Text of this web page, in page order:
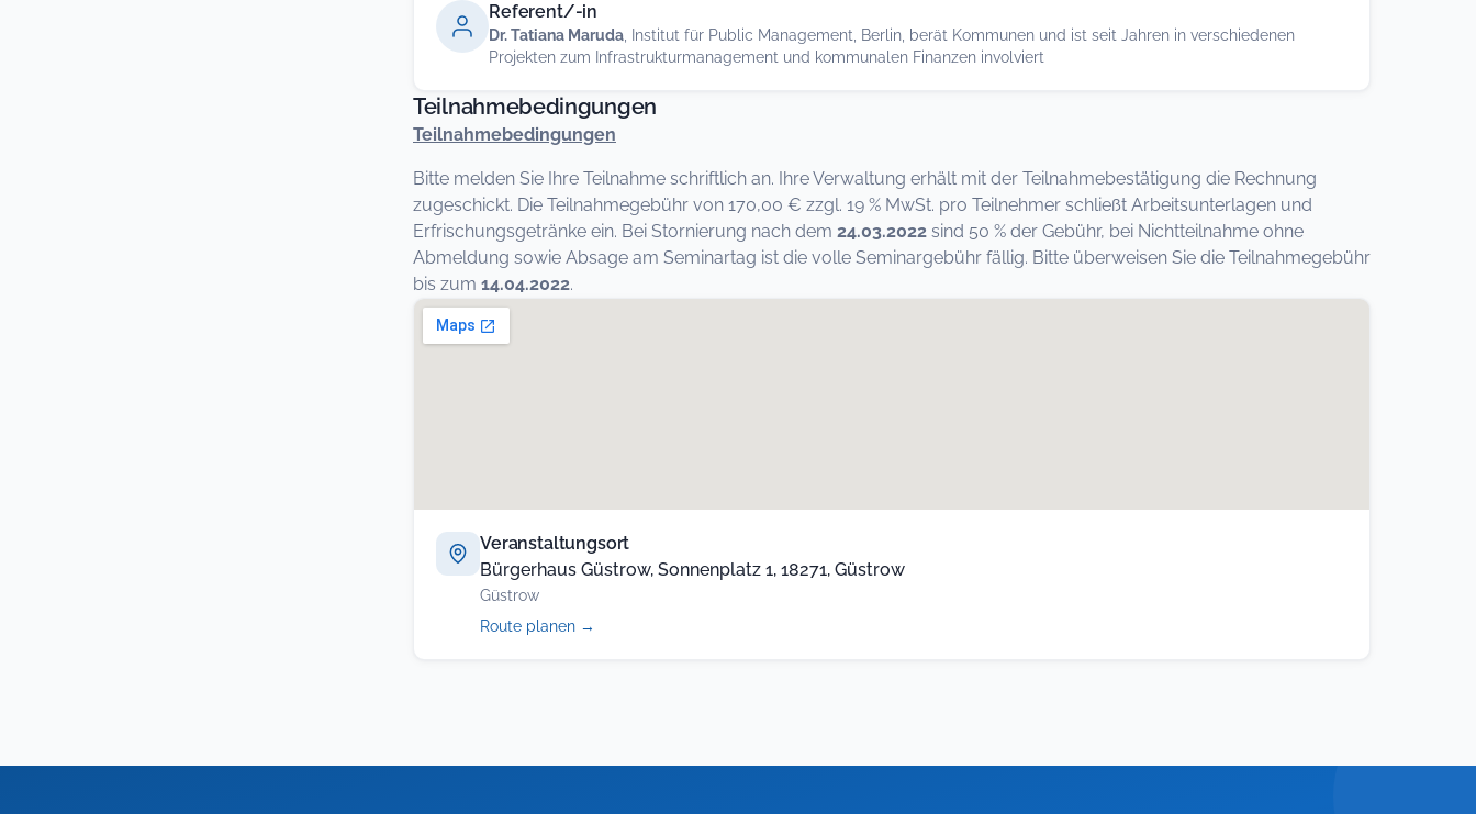
Referent/-in
Dr. Tatiana Maruda , Institut für Public Management, Berlin, berät Kommunen und ist seit Jahren in verschiedenen
Projekten zum Infrastrukturmanagement und kommunalen Finanzen involviert
Teilnahmebedingungen
Teilnahmebedingungen
Bitte melden Sie Ihre Teilnahme schriftlich an. Ihre Verwaltung erhält mit der Teilnahmebestätigung die Rechnung
zugeschickt. Die Teilnahmegebühr von 170,00 € zzgl. 19 % MwSt. pro Teilnehmer schließt Arbeitsunterlagen und
Erfrischungsgetränke ein. Bei Stornierung nach dem 24.03.2022 sind 50 % der Gebühr, bei Nichtteilnahme ohne
Abmeldung sowie Absage am Seminartag ist die volle Seminargebühr fällig. Bitte überweisen Sie die Teilnahmegebühr
bis zum 14.04.2022.
Veranstaltungsort
Bürgerhaus Güstrow, Sonnenplatz 1, 18271, Güstrow
Güstrow
Route planen →